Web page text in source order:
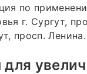
по
г. Сургут,
просп. Ленина.
для